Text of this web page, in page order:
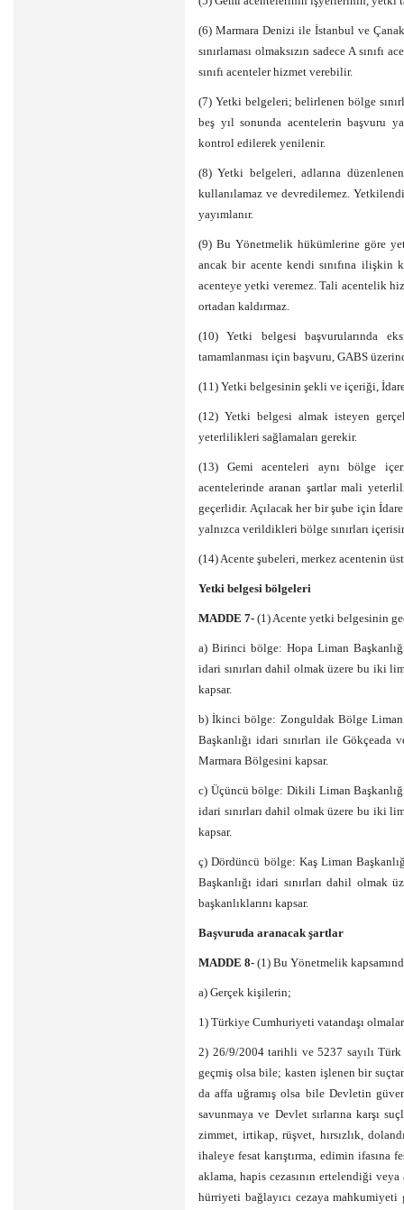
(6) Marmara Denizi ile İstanbul ve
sınırlaması olmaksızın sadece A sınıfı
sınıfı acenteler hizmet verebilir.
(7) Yetki belgeleri; belirlenen bölge
beş yıl sonunda acentelerin başvuru
kontrol edilerek yenilenir.
(8) Yetki belgeleri, adlarına
kullanılamaz ve devredilemez.
yayımlanır.
(9) Bu Yönetmelik hükümlerine göre
ancak bir acente kendi sınıfına
acenteye yetki veremez. Tali acentelik
ortadan kaldırmaz.
(10) Yetki belgesi başvurularında
tamamlanması için başvuru, GABS
(11) Yetki belgesinin şekli ve içeriği,
(12) Yetki belgesi almak isteyen
yeterlilikleri sağlamaları gerekir.
(13) Gemi acenteleri aynı bölge
acentelerinde aranan şartlar mali
geçerlidir. Açılacak her bir şube için
yalnızca verildikleri bölge sınırları
(14) Acente şubeleri, merkez acentenin üst
Yetki belgesi bölgeleri
MADDE 7- (1) Acente yetki belgesinin
a) Birinci bölge: Hopa Liman
idari sınırları dahil olmak üzere bu iki
kapsar.
b) İkinci bölge: Zonguldak Bölge Liman
Başkanlığı idari sınırları ile
Marmara Bölgesini kapsar.
c) Üçüncü bölge: Dikili Liman
idari sınırları dahil olmak üzere bu iki
kapsar.
ç) Dördüncü bölge: Kaş Liman
Başkanlığı idari sınırları dahil olmak
başkanlıklarını kapsar.
Başvuruda aranacak şartlar
MADDE 8- (1) Bu Yönetmelik
a) Gerçek kişilerin;
1) Türkiye Cumhuriyeti vatandaşı
2) 26/9/2004 tarihli ve 5237 sayılı
geçmiş olsa bile; kasten işlenen bir
da affa uğramış olsa bile Devletin
savunmaya ve Devlet sırlarına karşı
zimmet, irtikap, rüşvet, hırsızlık,
ihaleye fesat karıştırma, edimin ifasına
aklama, hapis cezasının ertelendiği
hürriyeti bağlayıcı cezaya mahkumiyeti